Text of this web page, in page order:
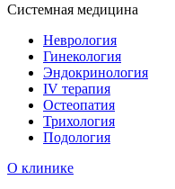
Системная медицина
Неврология
Гинекология
Эндокринология
IV терапия
Остеопатия
Трихология
Подология
О клинике